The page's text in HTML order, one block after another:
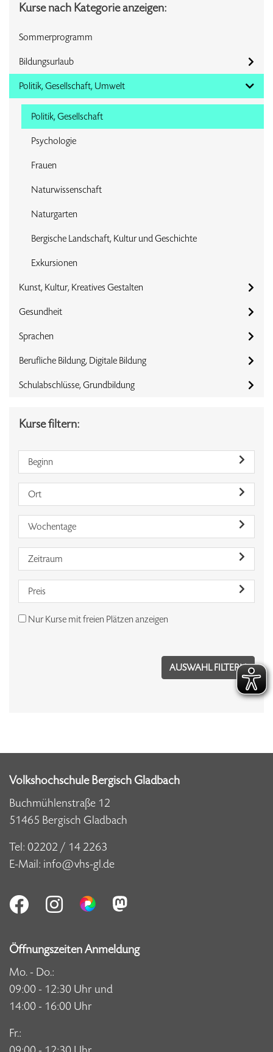
Kurse nach Kategorie anzeigen:
Sommerprogramm
Bildungsurlaub
Politik, Gesellschaft, Umwelt
Politik, Gesellschaft
Psychologie
Frauen
Naturwissenschaft
Naturgarten
Bergische Landschaft, Kultur und Geschichte
Exkursionen
Kunst, Kultur, Kreatives Gestalten
Gesundheit
Sprachen
Berufliche Bildung, Digitale Bildung
Schulabschlüsse, Grundbildung
Kurse filtern:
Beginn
Ort
Wochentage
Zeitraum
Preis
Nur Kurse mit freien Plätzen anzeigen
Volkshochschule Bergisch Gladbach
Buchmühlenstraße 12
51465 Bergisch Gladbach
Tel: 02202 / 14 2263
E-Mail: info@vhs-gl.de
Öffnungszeiten Anmeldung
Mo. - Do.:
09:00 - 12:30 Uhr und
14:00 - 16:00 Uhr
Fr.: